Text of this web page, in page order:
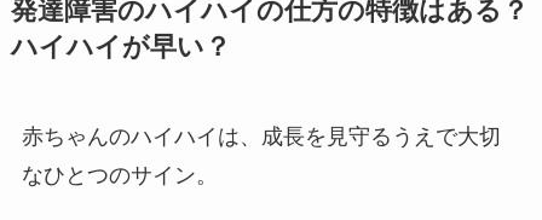
発達障害のハイハイの仕方の特徴はある？
ハイハイが早い？
赤ちゃんのハイハイは、成長を見守るうえで大切
なひとつのサイン。